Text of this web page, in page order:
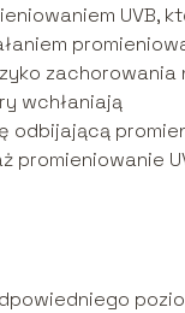
UVB,
zachorowania
wchłaniają
odbijającą
promieniowanie